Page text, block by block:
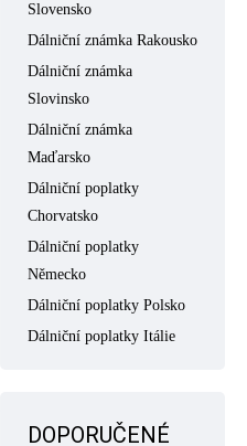
Slovensko
Dálniční známka Rakousko
Dálniční známka
Slovinsko
Dálniční známka
Maďarsko
Dálniční poplatky
Chorvatsko
Dálniční poplatky
Německo
Dálniční poplatky Polsko
Dálniční poplatky Itálie
DOPORUČENÉ